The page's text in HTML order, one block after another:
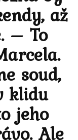
až
– To
soud,
klidu
jeho
Ale